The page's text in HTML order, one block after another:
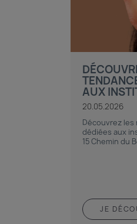
AUX
20.05.2026
Découvrez
dédiées aux
15 Chemin du
JE